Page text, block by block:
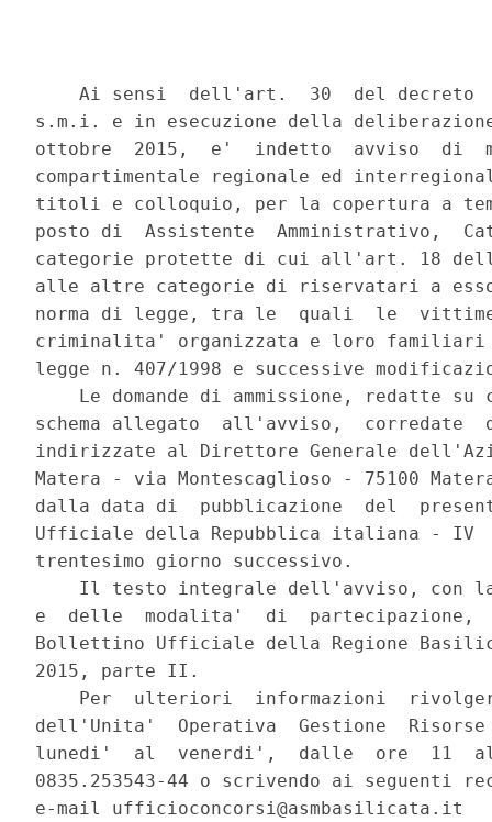
Ai sensi  dell'art.  30  del decreto
s.m.i. e in esecuzione della
ottobre  2015,  e'  indetto  avviso  di
compartimentale regionale ed
titoli e colloquio, per la copertura a
posto di  Assistente  Amministrativo,
categorie protette di cui all'art. 18
alle altre categorie di riservatari a
norma di legge, tra le  quali  le
criminalita' organizzata e loro
legge n. 407/1998 e successive
Le domande di ammissione, redatte su
schema allegato  all'avviso,  corredate
indirizzate al Direttore Generale
Matera - via Montescaglioso - 75100
dalla data di  pubblicazione  del
Ufficiale della Repubblica italiana -
trentesimo giorno successivo.
Il testo integrale dell'avviso, con
e  delle  modalita'  di
Bollettino Ufficiale della Regione
2015, parte II.
Per  ulteriori  informazioni
dell'Unita'  Operativa  Gestione
lunedi'  al  venerdi',  dalle  ore  11
0835.253543-44 o scrivendo ai seguenti
e-mail ufficioconcorsi@asmbasilicata.it